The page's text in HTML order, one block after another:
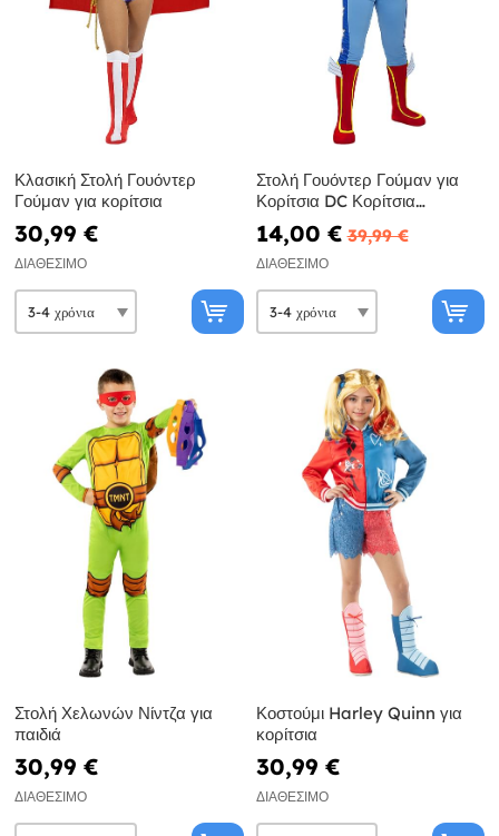
Κλασική Στολή Γουόντερ
Γούμαν για κορίτσια
30,99 €
ΔΙΑΘΈΣΙΜΟ
Στολή Γουόντερ Γούμαν για
Κορίτσια DC Κορίτσια
Υπερηρωίδες
14,00 € 39,99 €
ΔΙΑΘΈΣΙΜΟ
Στολή Χελωνών Νίντζα για
παιδιά
30,99 €
ΔΙΑΘΈΣΙΜΟ
Κοστούμι Harley Quinn για
κορίτσια
30,99 €
ΔΙΑΘΈΣΙΜΟ